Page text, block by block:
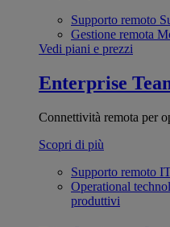
Supporto remoto
Gestione remota
Vedi piani e prezzi
Enterprise
Connettività remota per
Scopri di più
Supporto remoto
Operational
produttivi